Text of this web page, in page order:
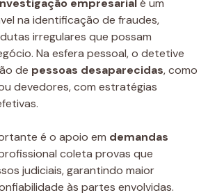
empresarialé um
na identificação de fraudes,
irregulares que possam
Na esfera pessoal, o detetive
de pessoas desaparecidas, como
devedores, com estratégias
é o apoio em demandas
coleta provas que
judiciais, garantindo maior
às partes envolvidas.